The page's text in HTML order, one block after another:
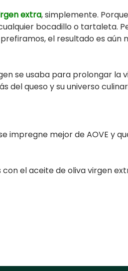
extra, simplemente.
bocadillo o tartaleta.
el resultado es aún
se usaba para prolongar la
del queso y su universo
impregne mejor de AOVE y
el aceite de oliva virgen